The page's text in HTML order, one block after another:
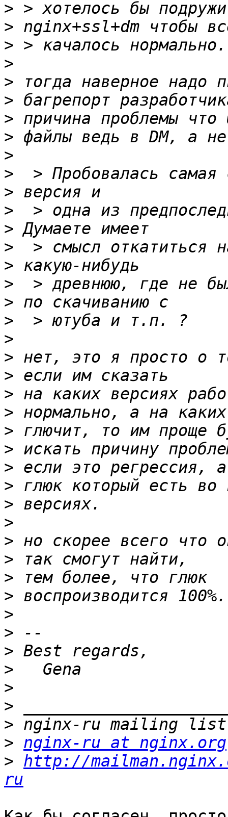
>
>
>
>
>
>
>
>
>
>
>
>
>
>
>
>
>
>
>
>
>
>
>
>
>
>
>
>
>
>
>
>
>
>
>
>
>
>
>
>
> nginx-ru at nginx.org
> http://
ru